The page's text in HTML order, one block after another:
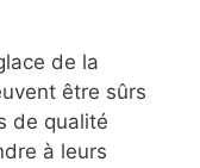
de la
être sûrs
de qualité
à leurs